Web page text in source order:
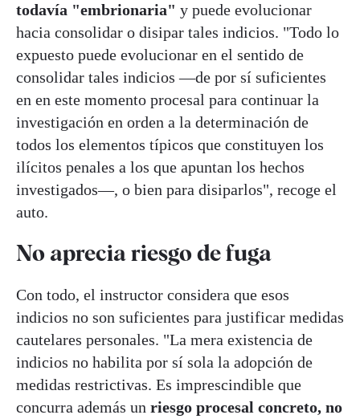
todavía "embrionaria" y puede evolucionar
hacia consolidar o disipar tales indicios. "Todo lo
expuesto puede evolucionar en el sentido de
consolidar tales indicios —de por sí suficientes
en en este momento procesal para continuar la
investigación en orden a la determinación de
todos los elementos típicos que constituyen los
ilícitos penales a los que apuntan los hechos
investigados—, o bien para disiparlos", recoge el
auto.
No aprecia riesgo de fuga
Con todo, el instructor considera que esos
indicios no son suficientes para justificar medidas
cautelares personales. "La mera existencia de
indicios no habilita por sí sola la adopción de
medidas restrictivas. Es imprescindible que
concurra además un riesgo procesal concreto, no